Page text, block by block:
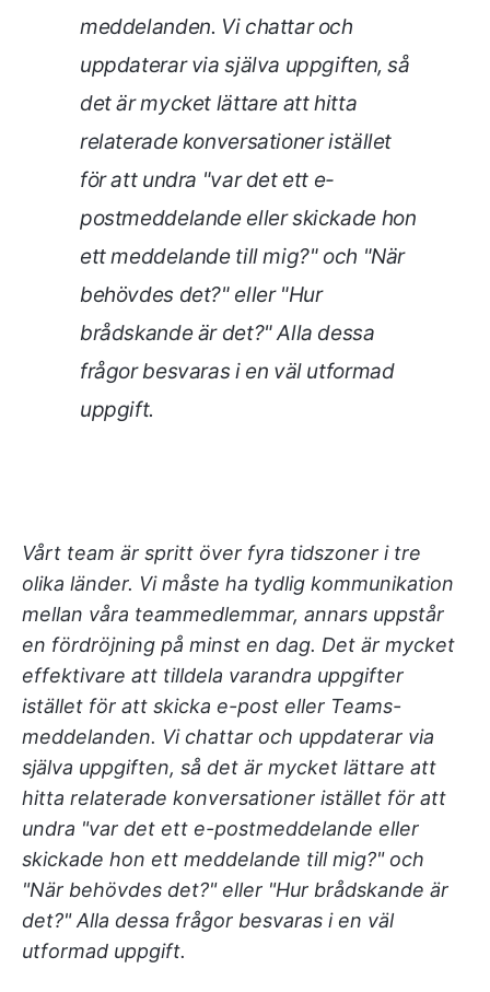
meddelanden. Vi chattar och
uppdaterar via själva uppgiften, så
det är mycket lättare att hitta
relaterade konversationer istället
för att undra "var det ett e-
postmeddelande eller skickade hon
ett meddelande till mig?" och "När
behövdes det?" eller "Hur
brådskande är det?" Alla dessa
frågor besvaras i en väl utformad
uppgift.
Vårt team är spritt över fyra tidszoner i tre
olika länder. Vi måste ha tydlig kommunikation
mellan våra teammedlemmar, annars uppstår
en fördröjning på minst en dag. Det är mycket
effektivare att tilldela varandra uppgifter
istället för att skicka e-post eller Teams-
meddelanden. Vi chattar och uppdaterar via
själva uppgiften, så det är mycket lättare att
hitta relaterade konversationer istället för att
undra "var det ett e-postmeddelande eller
skickade hon ett meddelande till mig?" och
"När behövdes det?" eller "Hur brådskande är
det?" Alla dessa frågor besvaras i en väl
utformad uppgift.